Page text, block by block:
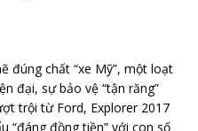
đúng chất “xe Mỹ”, một loạt
đại, sự bảo vệ “tận răng”
trội từ Ford, Explorer 2017
“đáng đồng tiền” với con số